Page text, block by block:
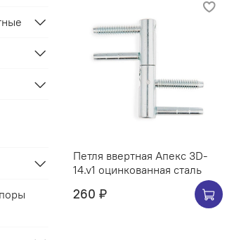
Петля ввертная Апекс 3D-
14.v1 оцинкованная сталь
260 ₽